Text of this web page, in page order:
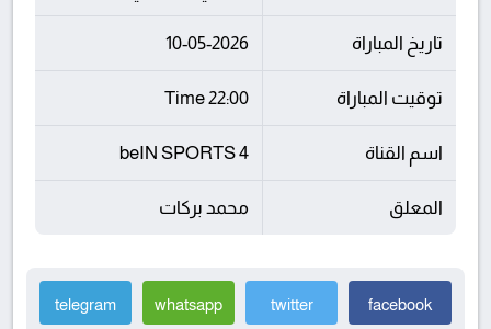
تاريخ المباراة 10-05-2026
توقيت المباراة 22:00 Time
اسم القناة beIN SPORTS 4
المعلق محمد بركات
facebook
twitter
whatsapp
telegram